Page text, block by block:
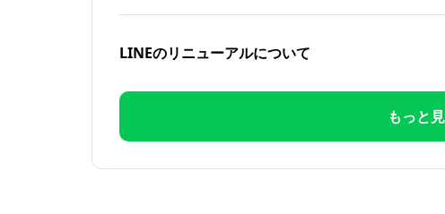
LINEのリニューアルについて
もっと